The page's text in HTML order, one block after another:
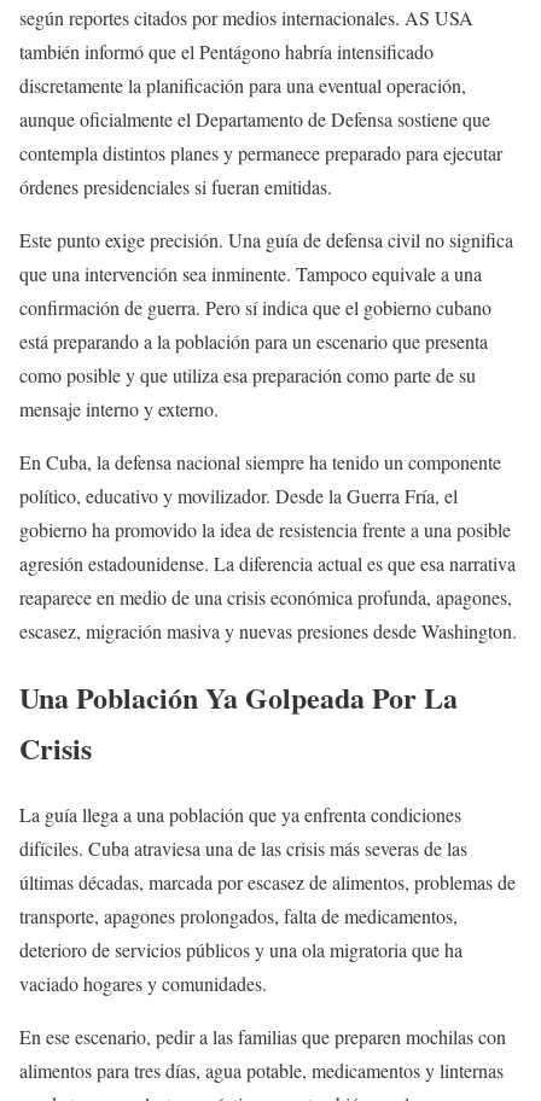
según reportes citados por medios internacionales. AS USA
también informó que el Pentágono habría intensificado
discretamente la planificación para una eventual operación,
aunque oficialmente el Departamento de Defensa sostiene que
contempla distintos planes y permanece preparado para ejecutar
órdenes presidenciales si fueran emitidas.
Este punto exige precisión. Una guía de defensa civil no significa
que una intervención sea inminente. Tampoco equivale a una
confirmación de guerra. Pero sí indica que el gobierno cubano
está preparando a la población para un escenario que presenta
como posible y que utiliza esa preparación como parte de su
mensaje interno y externo.
En Cuba, la defensa nacional siempre ha tenido un componente
político, educativo y movilizador. Desde la Guerra Fría, el
gobierno ha promovido la idea de resistencia frente a una posible
agresión estadounidense. La diferencia actual es que esa narrativa
reaparece en medio de una crisis económica profunda, apagones,
escasez, migración masiva y nuevas presiones desde Washington.
Una Población Ya Golpeada Por La
Crisis
La guía llega a una población que ya enfrenta condiciones
difíciles. Cuba atraviesa una de las crisis más severas de las
últimas décadas, marcada por escasez de alimentos, problemas de
transporte, apagones prolongados, falta de medicamentos,
deterioro de servicios públicos y una ola migratoria que ha
vaciado hogares y comunidades.
En ese escenario, pedir a las familias que preparen mochilas con
alimentos para tres días, agua potable, medicamentos y linternas